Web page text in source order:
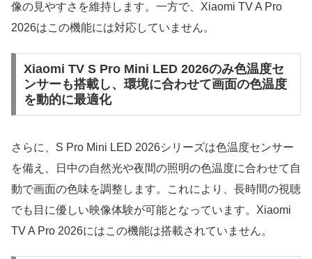
像の見やすさを維持します。一方で、Xiaomi TV A Pro
2026はこの機能には対応していません。
Xiaomi TV S Pro Mini LED 2026のみ色温度セ
ンサーも搭載し、環境に合わせて画面の色温度
を動的に最適化
さらに、S Pro Mini LED 2026シリーズは色温度センサー
を備え、日中の自然光や夜間の照明の色温度に合わせて自
動で画面の色味を調整します。これにより、長時間の視聴
でも目に優しい映像体験が可能となっています。Xiaomi
TV A Pro 2026にはこの機能は搭載されていません。